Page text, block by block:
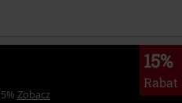
15%
Rabat
Zobacz